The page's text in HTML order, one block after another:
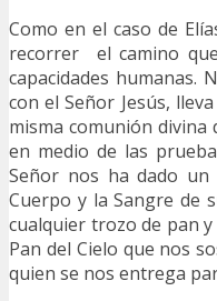
Como en el caso de
recorrer el camino
capacidades humanas.
con el Señor Jesús,
misma comunión divina
en medio de las
Señor nos ha dado un
Cuerpo y la Sangre de
cualquier trozo de pan
Pan del Cielo que nos
quien se nos entrega